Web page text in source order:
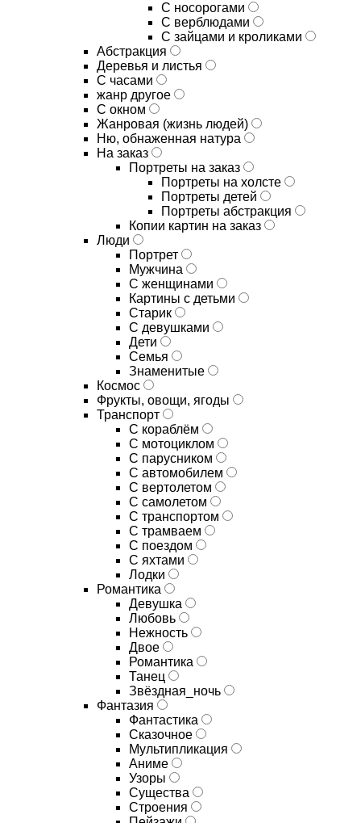
С носорогами
С верблюдами
С зайцами и кроликами
Абстракция
Деревья и листья
С часами
жанр другое
С окном
Жанровая (жизнь людей)
Ню, обнаженная натура
На заказ
Портреты на заказ
Портреты на холсте
Портреты детей
Портреты абстракция
Копии картин на заказ
Люди
Портрет
Мужчина
С женщинами
Картины с детьми
Старик
С девушками
Дети
Семья
Знаменитые
Космос
Фрукты, овощи, ягоды
Транспорт
С кораблём
С мотоциклом
С парусником
С автомобилем
С вертолетом
С самолетом
С транспортом
С трамваем
С поездом
С яхтами
Лодки
Романтика
Девушка
Любовь
Нежность
Двое
Романтика
Танец
Звёздная_ночь
Фантазия
Фантастика
Сказочное
Мультипликация
Аниме
Узоры
Существа
Строения